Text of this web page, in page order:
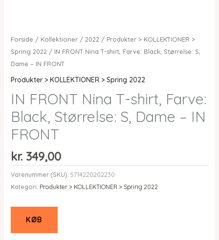
Forside / Kollektioner/ 2022 / Produkter > KOLLEKTIONER >
Spring 2022 / IN FRONT Nina T-shirt, Farve: Black, Størrelse: S,
Dame – IN FRONT
Produkter > KOLLEKTIONER > Spring 2022
IN FRONT Nina T-shirt, Farve:
Black, Størrelse: S, Dame – IN
FRONT
kr.349,00
Varenummer (SKU): 5714220202230
Kategori: Produkter > KOLLEKTIONER > Spring 2022
KØB